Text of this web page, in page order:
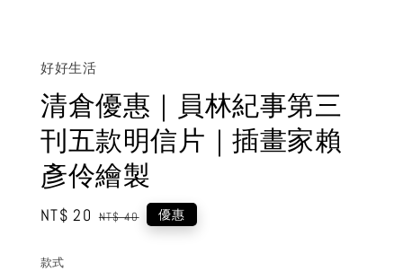
好好生活
清倉優惠｜員林紀事第三
刊五款明信片｜插畫家賴
彥伶繪製
Sale
NT$ 20 Regular
NT$ 40 優惠
款式